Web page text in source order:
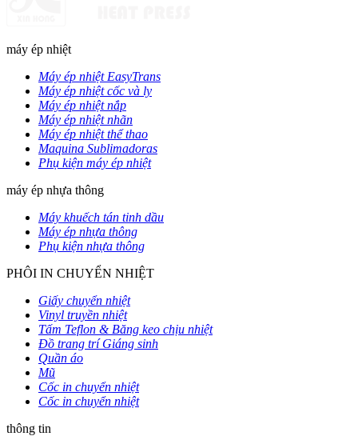
máy ép nhiệt
Máy ép nhiệt EasyTrans
Máy ép nhiệt cốc và ly
Máy ép nhiệt nắp
Máy ép nhiệt nhãn
Máy ép nhiệt thể thao
Maquina Sublimadoras
Phụ kiện máy ép nhiệt
máy ép nhựa thông
Máy khuếch tán tinh dầu
Máy ép nhựa thông
Phụ kiện nhựa thông
PHÔI IN CHUYỂN NHIỆT
Giấy chuyển nhiệt
Vinyl truyền nhiệt
Tấm Teflon & Băng keo chịu nhiệt
Đồ trang trí Giáng sinh
Quần áo
Mũ
Cốc in chuyển nhiệt
Cốc in chuyển nhiệt
thông tin